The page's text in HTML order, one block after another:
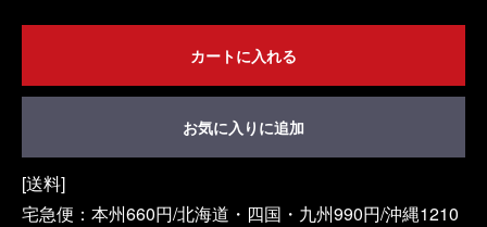
カートに入れる
お気に入りに追加
[送料]
宅急便：本州660円/北海道・四国・九州990円/沖縄1210